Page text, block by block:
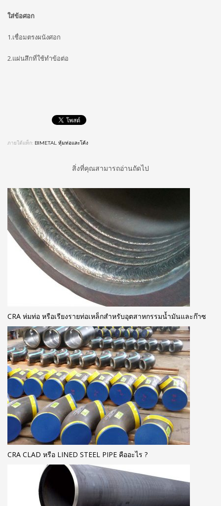
ใส่ข้อศอก
1.เชื่อมตรงผนังศอก
2.แผ่นสึกที่ใช้ทำข้อต่อ
ภายใต้แท็ก: BIMETAL หุ้มท่อและโค้ง
สิ่งที่คุณสามารถอ่านถัดไป
CRA ห่มท่อ หรือเรียงรายท่อเหล็กสำหรับอุตสาหกรรมน้ำมันและก๊าซ
CRA CLAD หรือ LINED STEEL PIPE คืออะไร ?